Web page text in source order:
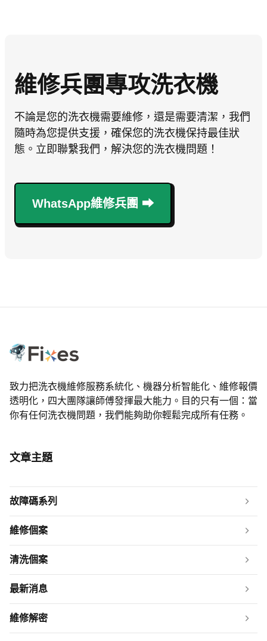
維修兵團專攻洗衣機
不論是您的洗衣機需要維修，還是需要清潔，我們
隨時為您提供支援，確保您的洗衣機保持最佳狀
態。立即聯繫我們，解決您的洗衣機問題！
WhatsApp維修兵團 ⮕
致力把洗衣機維修服務系統化、機器分析智能化、維修報價
透明化，四大團隊讓師傅發揮最大能力。目的只有一個：當
你有任何洗衣機問題，我們能夠助你輕鬆完成所有任務。
文章主題
故障碼系列
維修個案
清洗個案
最新消息
維修解密